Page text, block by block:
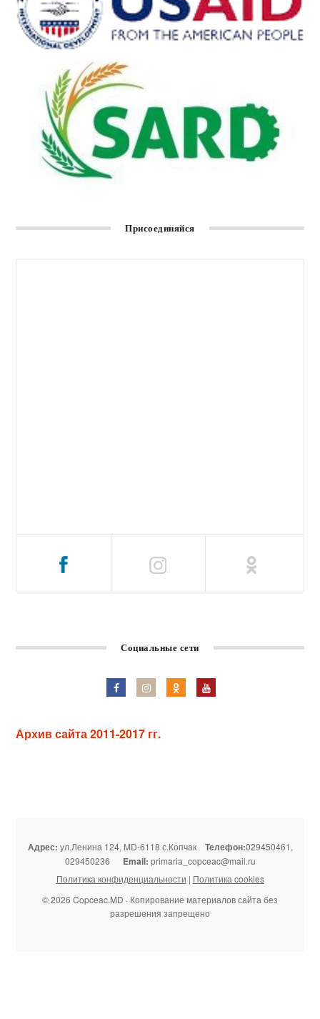
Присоединяйся
Социальные сети
Архив сайта 2011-2017 гг.
Адрес: ул.Ленина 124, MD-6118 с.Копчак Телефон:029450461,
029450236 Email: primaria_copceac@mail.ru
Политика конфиденциальности | Политика cookies
© 2026 Copceac.MD · Копирование материалов сайта без
разрешения запрещено